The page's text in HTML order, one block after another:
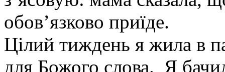
обов’язково приїде.
Цілий тиждень я жила в
для Божого слова. Я